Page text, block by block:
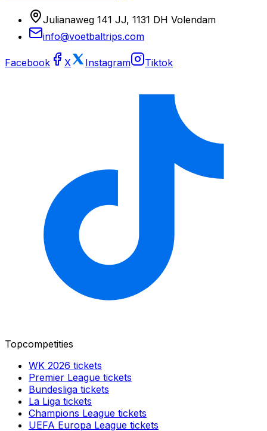
Julianaweg 141 JJ, 1131 DH Volendam
info@voetbaltrips.com
Facebook X Instagram Tiktok
Topcompetities
WK 2026 tickets
Premier League tickets
Bundesliga tickets
La Liga tickets
Champions League tickets
UEFA Europa League tickets